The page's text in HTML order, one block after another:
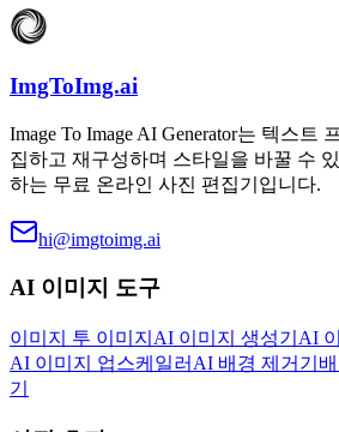
ImgToImg.ai
Image To Image AI Generator는 텍스트
집하고 재구성하며 스타일을 바꿀 수
하는 무료 온라인 사진 편집기입니다.
hi@imgtoimg.ai
AI 이미지 도구
이미지 투 이미지 AI 이미지 생성기 AI
AI 이미지 업스케일러 AI 배경 제거기
기